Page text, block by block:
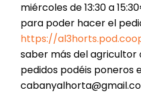
miércoles de 13:30 a
para poder hacer el
https://
saber más del agricultor
pedidos podéis poneros